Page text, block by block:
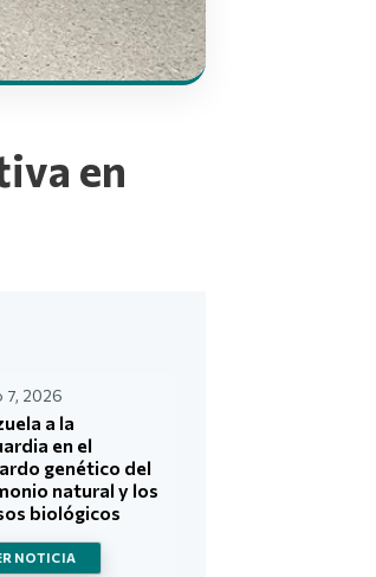
en
7, 2026
a la
en el
genético del
natural y los
biológicos
NOTICIA